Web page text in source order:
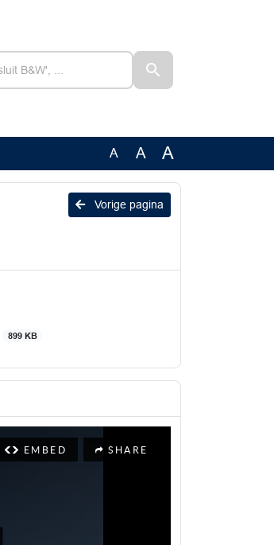
A A A
Vorige pagina
899 KB